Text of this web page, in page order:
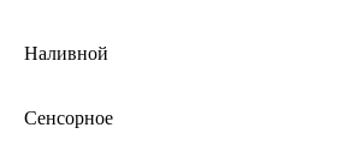
Наливной
Сенсорное